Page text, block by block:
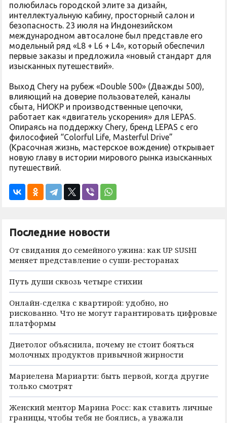
полюбилась городской элите за дизайн,
интеллектуальную кабину, просторный салон и
безопасность. 23 июля на Индонезийском
международном автосалоне был представле его
модельный ряд «L8 + L6 + L4», который обеспечил
первые заказы и предложила «новый стандарт для
изысканных путешествий».
Выход Chery на рубеж «Double 500» (Дважды 500),
влияющий на доверие пользователей, каналы
сбыта, НИОКР и производственные цепочки,
работает как «двигатель ускорения» для LEPAS.
Опираясь на поддержку Chery, бренд LEPAS с его
философией “Colorful Life, Masterful Drive”
(Красочная жизнь, мастерское вождение) открывает
новую главу в истории мирового рынка изысканных
путешествий.
Последние новости
От свидания до семейного ужина: как UP SUSHI
меняет представление о суши-ресторанах
Путь души сквозь четыре стихии
Онлайн-сделка с квартирой: удобно, но
рискованно. Что не могут гарантировать цифровые
платформы
Диетолог объяснила, почему не стоит бояться
молочных продуктов привычной жирности
Мариелена Мариарти: быть первой, когда другие
только смотрят
Женский ментор Марина Росс: как ставить личные
границы, чтобы тебя не боялись, а уважали